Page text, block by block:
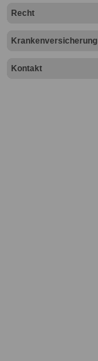
Recht
Krankenversicherung
Kontakt